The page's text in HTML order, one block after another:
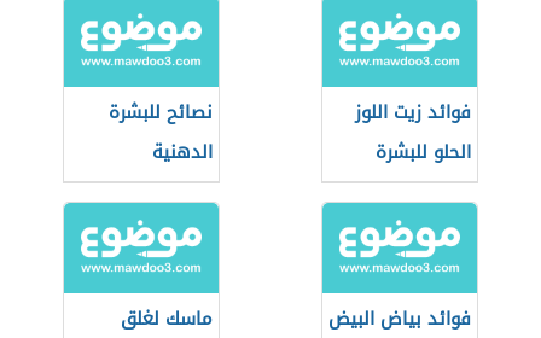
فوائد زيت اللوز
الحلو للبشرة
الدهنية
نصائح للبشرة
الدهنية
فوائد بياض البيض
ماسك لغلق